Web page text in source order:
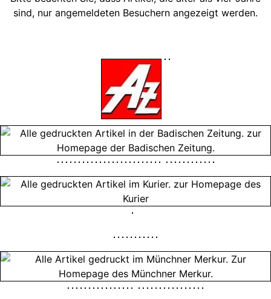
sind, nur angemeldeten Besuchern angezeigt werden.